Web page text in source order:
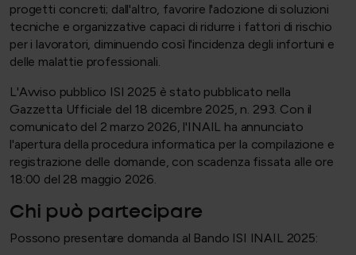
progetti concreti; dall'altro, favorire l'adozione di soluzioni
tecniche e organizzative capaci di ridurre i fattori di rischio
per i lavoratori, diminuendo così l'incidenza degli infortuni e
delle malattie professionali.
L'Avviso pubblico ISI 2025 è stato pubblicato nella
Gazzetta Ufficiale del 18 dicembre 2025, n. 293. Con il
comunicato del 2 marzo 2026, l'INAIL ha annunciato
l'apertura della procedura informatica per la compilazione e
registrazione delle domande, con scadenza fissata alle ore
18:00 del 28 maggio 2026.
Chi può partecipare
Possono presentare domanda al Bando ISI INAIL 2025: